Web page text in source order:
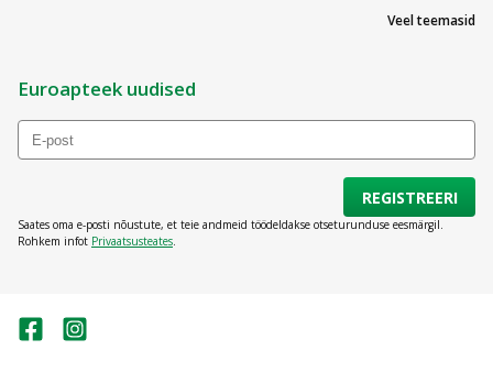
Veel teemasid
Euroapteek uudised
REGISTREERI
Saates oma e-posti nõustute, et teie andmeid töödeldakse otseturunduse eesmärgil.
Rohkem infot Privaatsusteates.